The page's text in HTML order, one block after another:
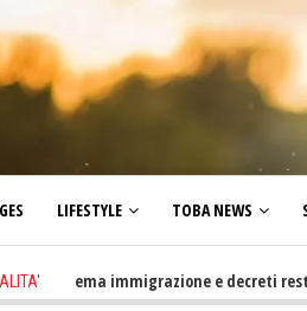
LIFESTYLE TOBA NEWS
immigrazione e decreti